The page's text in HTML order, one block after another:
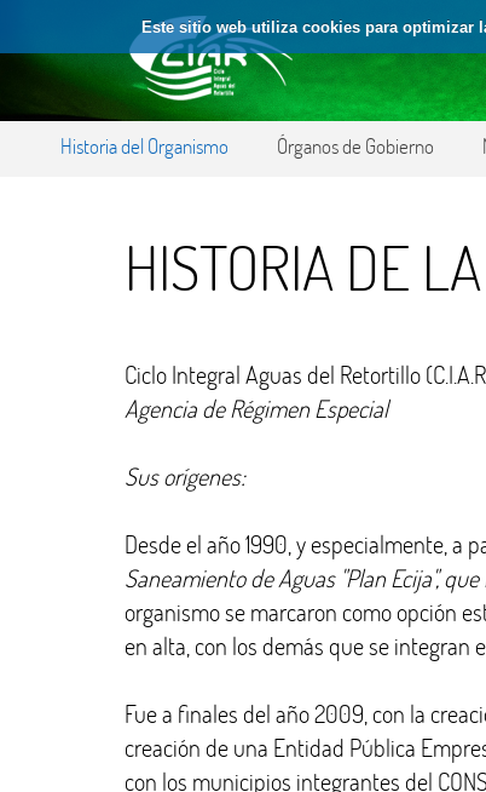
Este sitio web utiliza cookies para optimizar
Historia del Organismo Órganos de Gobierno
HISTORIA DE
Ciclo Integral Aguas del Retortillo
Agencia de Régimen Especial
Sus orígenes:
Desde el año 1990, y especialmente, a
Saneamiento de Aguas "Plan Ecija",
organismo se marcaron como opción
en alta, con los demás que se integran
Fue a finales del año 2009, con la
creación de una Entidad Pública
con los municipios integrantes del